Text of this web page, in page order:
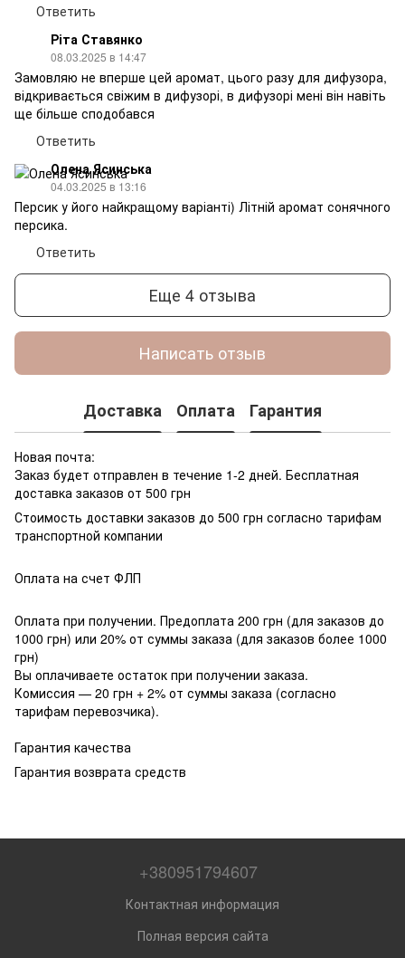
Ответить
Ріта Ставянко
08.03.2025 в 14:47
Замовляю не вперше цей аромат, цього разу для дифузора,
відкривається свіжим в дифузорі, в дифузорі мені він навіть
ще більше сподобався
Ответить
Олена Ясинська
04.03.2025 в 13:16
Персик у його найкращому варіанті) Літній аромат сонячного
персика.
Ответить
Еще 4 отзыва
Написать отзыв
Доставка Оплата Гарантия
Новая почта:
Заказ будет отправлен в течение 1-2 дней. Бесплатная
доставка заказов от 500 грн
Стоимость доставки заказов до 500 грн согласно тарифам
транспортной компании
Оплата на счет ФЛП
Оплата при получении. Предоплата 200 грн (для заказов до
1000 грн) или 20% от суммы заказа (для заказов более 1000
грн)
Вы оплачиваете остаток при получении заказа.
Комиссия — 20 грн + 2% от суммы заказа (согласно
тарифам перевозчика).
Гарантия качества
Гарантия возврата средств
+380951794607
Контактная информация
Полная версия сайта